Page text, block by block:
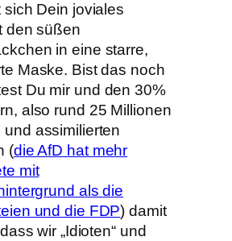
Dein joviales
den süßen
in eine starre,
Maske. Bist das noch
Du mir und den 30%
also rund 25 Millionen
assimilierten
(die AfD hat mehr
mit
als die
und die FDP) damit
wir „Idioten“ und